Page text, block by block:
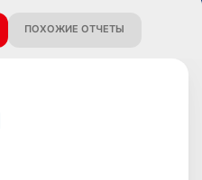
ПОХОЖИЕ ОТЧЕТЫ